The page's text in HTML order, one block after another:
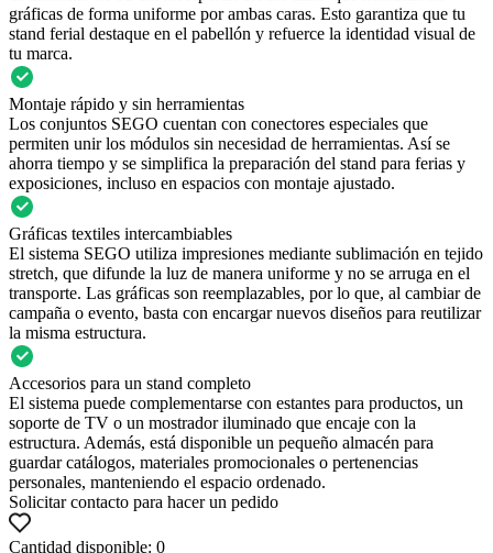
gráficas de forma uniforme por ambas caras. Esto garantiza que tu
stand ferial destaque en el pabellón y refuerce la identidad visual de
tu marca.
Montaje rápido y sin herramientas
Los conjuntos SEGO cuentan con conectores especiales que
permiten unir los módulos sin necesidad de herramientas. Así se
ahorra tiempo y se simplifica la preparación del stand para ferias y
exposiciones, incluso en espacios con montaje ajustado.
Gráficas textiles intercambiables
El sistema SEGO utiliza impresiones mediante sublimación en tejido
stretch, que difunde la luz de manera uniforme y no se arruga en el
transporte. Las gráficas son reemplazables, por lo que, al cambiar de
campaña o evento, basta con encargar nuevos diseños para reutilizar
la misma estructura.
Accesorios para un stand completo
El sistema puede complementarse con estantes para productos, un
soporte de TV o un mostrador iluminado que encaje con la
estructura. Además, está disponible un pequeño almacén para
guardar catálogos, materiales promocionales o pertenencias
personales, manteniendo el espacio ordenado.
Solicitar contacto para hacer un pedido
Cantidad disponible: 0